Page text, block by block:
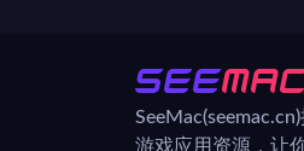
游戏应用资源，让